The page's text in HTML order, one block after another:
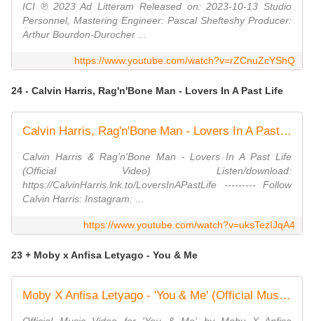
ICI ℗ 2023 Ad Litteram Released on: 2023-10-13 Studio
Personnel, Mastering Engineer: Pascal Shefteshy Producer:
Arthur Bourdon-Durocher ...
https://www.youtube.com/watch?v=rZCnuZcYShQ
24 - Calvin Harris, Rag'n'Bone Man - Lovers In A Past Life
Calvin Harris, Rag'n'Bone Man - Lovers In A Past Life (Official Video)
Calvin Harris & Rag'n'Bone Man - Lovers In A Past Life
(Official Video) Listen/download:
https://CalvinHarris.lnk.to/LoversInAPastLife --------- Follow
Calvin Harris: Instagram: ...
https://www.youtube.com/watch?v=uksTezIJqA4
23 + Moby x Anfisa Letyago - You & Me
Moby X Anfisa Letyago - 'You & Me' (Official Music Video)